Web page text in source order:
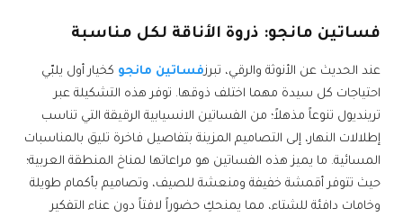
فساتين مانجو: ذروة الأناقة لكل مناسبة
عند الحديث عن الأنوثة والرقي، تبرزفساتين مانجو كخيار أول يلبّي
احتياجات كل سيدة مهما اختلف ذوقها. توفر هذه التشكيلة عبر
ترينديول تنوعاً مذهلاً؛ من الفساتين الانسيابية الرقيقة التي تناسب
إطلالات النهار، إلى التصاميم المزينة بتفاصيل فاخرة تليق بالمناسبات
المسائية. ما يميز هذه الفساتين هو مراعاتها لمناخ المنطقة العربية؛
حيث تتوفر أقمشة خفيفة ومنعشة للصيف، وتصاميم بأكمام طويلة
وخامات دافئة للشتاء، مما يمنحكِ حضوراً لافتاً دون عناء التفكير